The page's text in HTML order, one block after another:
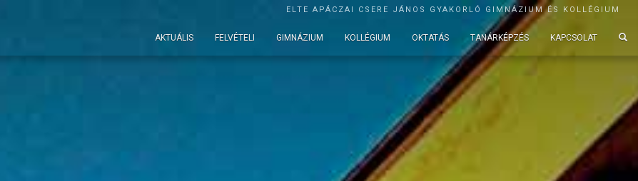
ELTE APÁCZAI CSERE JÁNOS GYAKORLÓ GIMNÁZIUM ÉS KOLLÉGIUM
AKTUÁLIS FELVÉTELI GIMNÁZIUM KOLLÉGIUM OKTATÁS TANÁRKÉPZÉS KAPCSOLAT